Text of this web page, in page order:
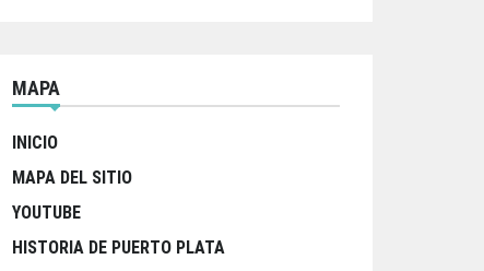
MAPA
INICIO
MAPA DEL SITIO
YOUTUBE
HISTORIA DE PUERTO PLATA